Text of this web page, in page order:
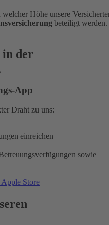
Höhe unsere
beteiligt werden.
in der
App
Draht zu uns:
einreichen
sowie
Store